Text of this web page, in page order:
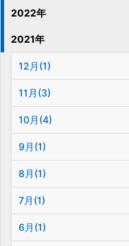
2022年
2021年
12月(1)
11月(3)
10月(4)
9月(1)
8月(1)
7月(1)
6月(1)